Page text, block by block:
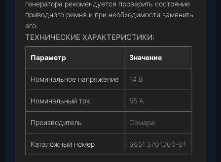
генератора рекомендуется проверить состояние
приводного ремня и при необходимости заменить
его.
ТЕХНИЧЕСКИЕ ХАРАКТЕРИСТИКИ:
Параметр Значение
Номинальное напряжение 14 В
Номинальный ток 55 А
Производитель Самара
Каталожный номер 6651.3701000-01